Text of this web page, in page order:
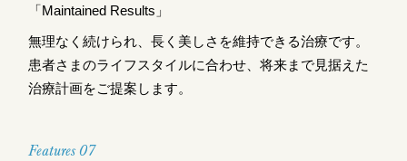
「Maintained Results」
無理なく続けられ、長く美しさを維持できる治療です。
患者さまのライフスタイルに合わせ、将来まで見据えた
治療計画をご提案します。
Features 07